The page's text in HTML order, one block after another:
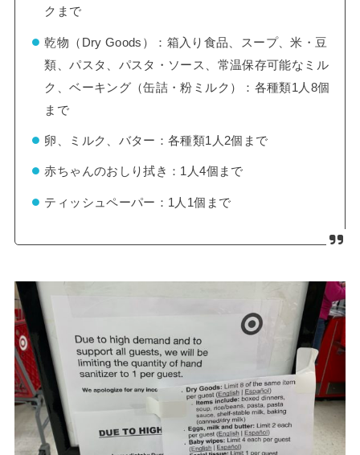
クまで
乾物（Dry Goods）：箱入り食品、スープ、米・豆
類、パスタ、パスタ・ソース、常温保存可能なミル
ク、ベーキング（缶詰・粉ミルク）：各種類1人8個
まで
卵、ミルク、バター：各種類1人2個まで
赤ちゃんのおしり拭き：1人4個まで
ティッシュペーパー：1人1個まで